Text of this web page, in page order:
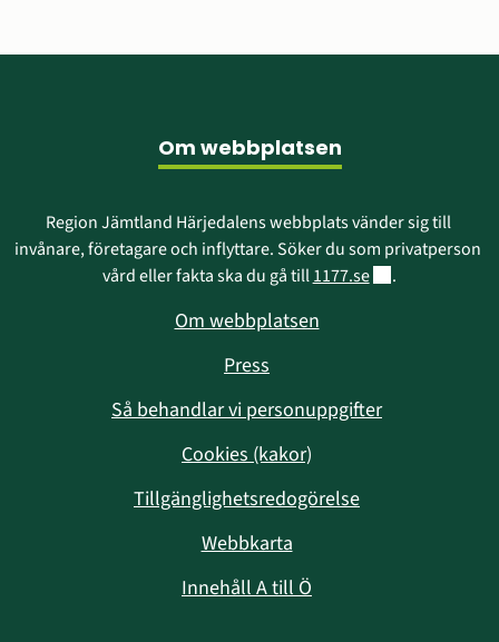
Om webbplatsen
Region Jämtland Härjedalens webbplats vänder sig till
invånare, företagare och inflyttare. Söker du som privatperson
vård eller fakta ska du gå till 1177.seLänk till annan
.
Om webbplatsen
Press
Så behandlar vi personuppgifter
Cookies (kakor)
Tillgänglighetsredogörelse
Webbkarta
Innehåll A till Ö